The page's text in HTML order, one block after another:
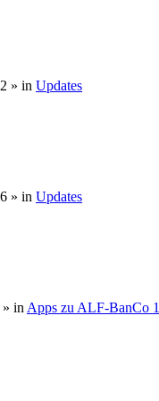
» in Updates
» in Updates
» in Apps zu ALF-BanCo